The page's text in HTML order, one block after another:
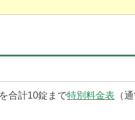
合計10錠まで特別料金表 （